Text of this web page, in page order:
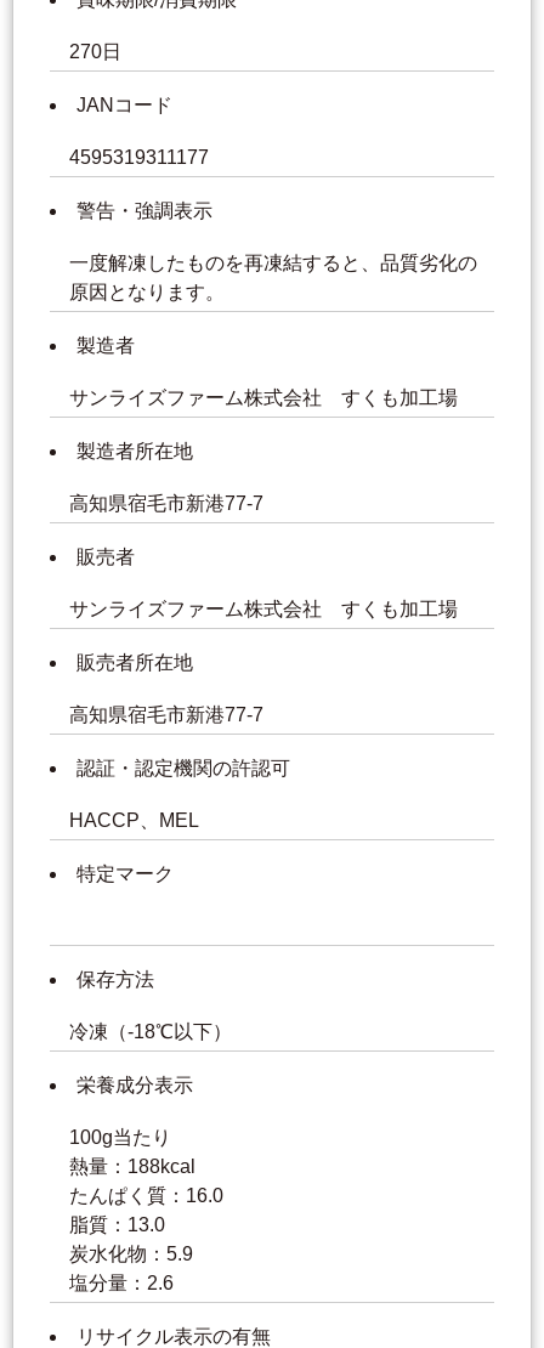
270日
JANコード
4595319311177
警告・強調表示
一度解凍したものを再凍結すると、品質劣化の
原因となります。
製造者
サンライズファーム株式会社 すくも加工場
製造者所在地
高知県宿毛市新港77-7
販売者
サンライズファーム株式会社 すくも加工場
販売者所在地
高知県宿毛市新港77-7
認証・認定機関の許認可
HACCP、MEL
特定マーク
保存方法
冷凍（-18℃以下）
栄養成分表示
100g当たり
熱量：188kcal
たんぱく質：16.0
脂質：13.0
炭水化物：5.9
塩分量：2.6
リサイクル表示の有無